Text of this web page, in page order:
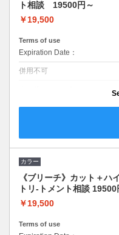
ト相談 19500円～
￥19,500
Terms of use
Expiration Date：
併用不可
ができない。。そんなお悩み
明るくカラーリング！！（白
カラー
《ブリーチ》カット＋ハ
トリ-トメント相談 19500
￥19,500
Terms of use